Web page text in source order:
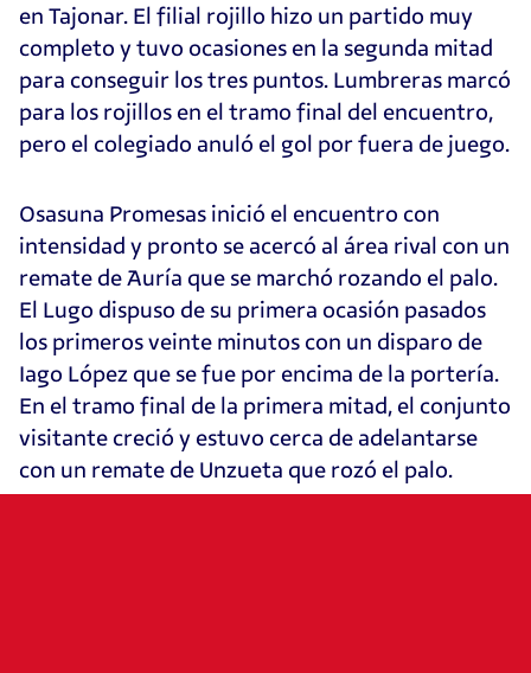
en Tajonar. El filial rojillo hizo un partido muy
completo y tuvo ocasiones en la segunda mitad
para conseguir los tres puntos. Lumbreras marcó
para los rojillos en el tramo final del encuentro,
pero el colegiado anuló el gol por fuera de juego.
Osasuna Promesas inició el encuentro con
intensidad y pronto se acercó al área rival con un
remate de Auría que se marchó rozando el palo.
El Lugo dispuso de su primera ocasión pasados
los primeros veinte minutos con un disparo de
Iago López que se fue por encima de la portería.
En el tramo final de la primera mitad, el conjunto
visitante creció y estuvo cerca de adelantarse
con un remate de Unzueta que rozó el palo.